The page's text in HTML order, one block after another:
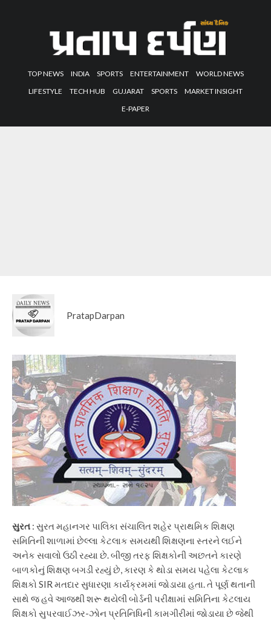
TOP NEWS INDIA SPORTS ENTERTAINMENT
WORLD NEWS
LIFESTYLE
TECH HUB GUJARAT SPORTS
MARKET INSIGHT
E-PAPER
PratapDarpan
સુરત : સુરત મહાનગર પાલિકા સંચાલિત શહેર પ્રાથમિક શિક્ષણ
સમિતિની શાળામાં છેલ્લા કેટલાક સમયથી શિક્ષણના સ્તરને લઈને
અનેક સવાલો ઉઠી રહ્યા છે. બીજી તરફ શિક્ષકોની અછતને કારણે
બાળકોનું શિક્ષણ બગડી રહ્યું છે, કારણ કે થોડા સમય પહેલા કેટલાક
શિક્ષકો SIR મતદાર સુધારણા કાર્યક્રમમાં જોડાયા હતા. તે પૂર્ણ થતાની
સાથે જ હવે આજથી શરૂ થયેલી બોર્ડની પરીક્ષામાં સમિતિના કેટલાય
શિક્ષકો સુપરવાઈઝર-ઝોન પ્રતિનિધિની કામગીરીમાં જોડાયા છે જેથી